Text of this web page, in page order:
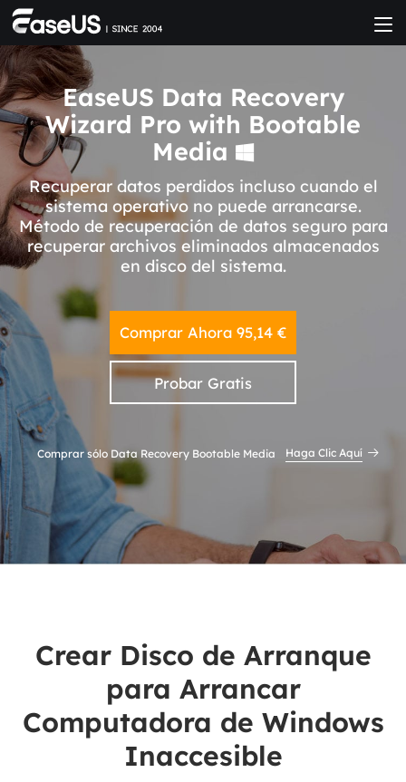
EaseUS Data Recovery
Wizard Pro with Bootable
Media 
Recuperar datos perdidos incluso cuando el
sistema operativo no puede arrancarse.
Método de recuperación de datos seguro para
recuperar archivos eliminados almacenados
en disco del sistema.
Comprar Ahora95,14 €
Probar Gratis
Comprar sólo Data Recovery Bootable Media Haga Clic Aquí
Crear Disco de Arranque
para Arrancar
Computadora de Windows
Inaccesible